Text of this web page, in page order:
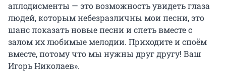
аплодисменты — это возможность увидеть глаза
людей, которым небезразличны мои песни, это
шанс показать новые песни и спеть вместе с
залом их любимые мелодии. Приходите и споём
вместе, потому что мы нужны друг другу! Ваш
Игорь Николаев».